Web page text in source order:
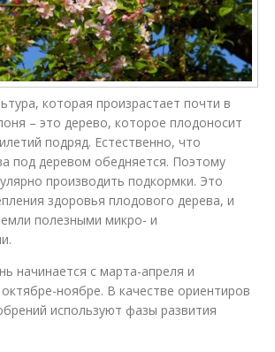
которая произрастает почти в
– это дерево, которое плодоносит
подряд. Естественно, что
под деревом обедняется. Поэтому
производить подкормки. Это
здоровья плодового дерева, и
полезными микро- и
начинается с марта-апреля и
ноябре. В качестве ориентиров
используют фазы развития